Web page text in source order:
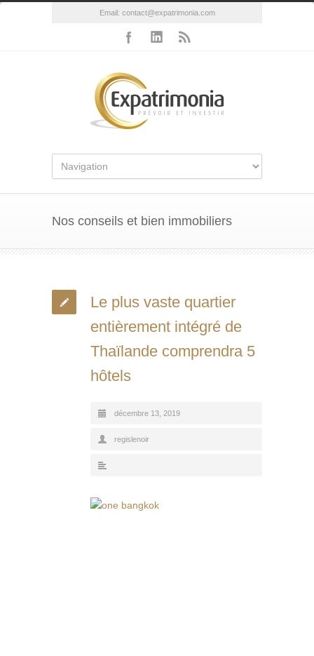
Email: contact@expatrimonia.com
Nos conseils et bien immobiliers
Le plus vaste quartier
entièrement intégré de
Thaïlande comprendra 5
hôtels
décembre 13, 2019
regislenoir